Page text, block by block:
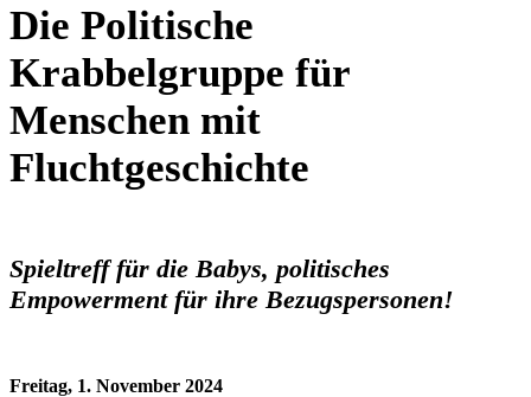
Die Politische
Krabbelgruppe für
Menschen mit
Fluchtgeschichte
Spieltreff für die Babys, politisches
Empowerment für ihre Bezugspersonen!
Freitag, 1. November 2024